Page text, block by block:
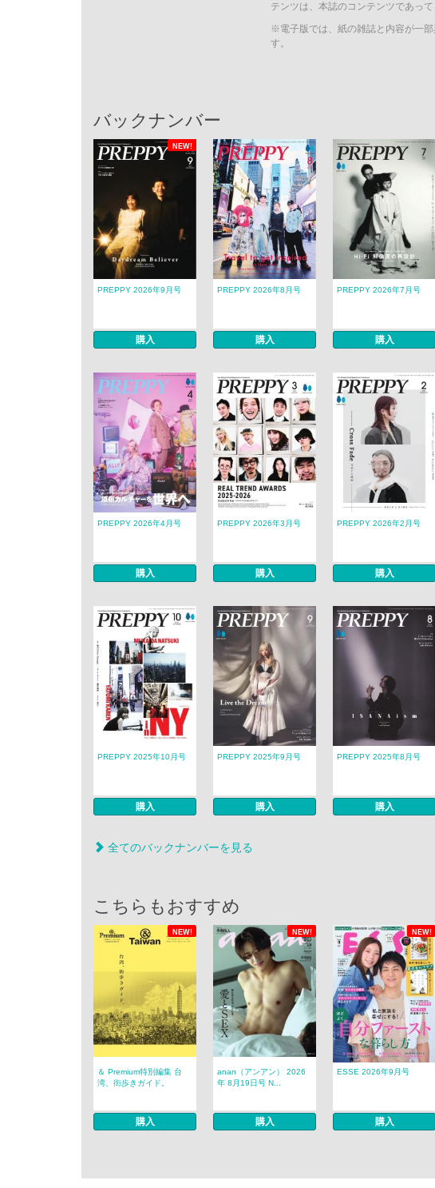
テンツは、本誌のコンテンツであっ
※電子版では、紙の雑誌と内容が一
す。
バックナンバー
NEW!
PREPPY 2026年9月号
購入
PREPPY 2026年8月号
購入
PREPPY 2026年7月号
購入
PREPPY 2026年4月号
購入
PREPPY 2026年3月号
購入
PREPPY 2026年2月号
購入
PREPPY 2025年10月号
購入
PREPPY 2025年9月号
購入
PREPPY 2025年8月号
購入
全てのバックナンバーを見る
こちらもおすすめ
NEW! NEW! NEW!
＆ Premium特別編集 台
湾、街歩きガイド。
購入
anan（アンアン） 2026
年 8月19日号 N...
購入
ESSE 2026年9月号
購入